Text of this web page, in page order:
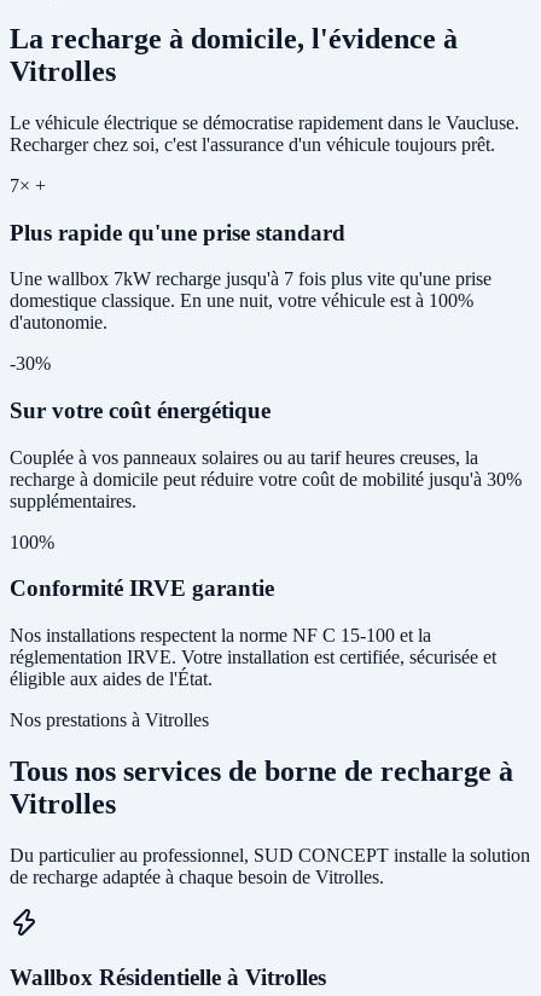
La recharge à domicile, l'évidence à
Vitrolles
Le véhicule électrique se démocratise rapidement dans le Vaucluse.
Recharger chez soi, c'est l'assurance d'un véhicule toujours prêt.
7× +
Plus rapide qu'une prise standard
Une wallbox 7kW recharge jusqu'à 7 fois plus vite qu'une prise
domestique classique. En une nuit, votre véhicule est à 100%
d'autonomie.
-30%
Sur votre coût énergétique
Couplée à vos panneaux solaires ou au tarif heures creuses, la
recharge à domicile peut réduire votre coût de mobilité jusqu'à 30%
supplémentaires.
100%
Conformité IRVE garantie
Nos installations respectent la norme NF C 15-100 et la
réglementation IRVE. Votre installation est certifiée, sécurisée et
éligible aux aides de l'État.
Nos prestations à Vitrolles
Tous nos services de borne de recharge à
Vitrolles
Du particulier au professionnel, SUD CONCEPT installe la solution
de recharge adaptée à chaque besoin de Vitrolles.
Wallbox Résidentielle à Vitrolles